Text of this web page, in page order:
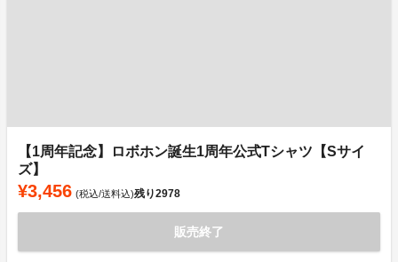
【1周年記念】ロボホン誕生1周年公式Tシャツ【Sサイ
ズ】
¥3,456 (税込/送料込)残り2978
販売終了